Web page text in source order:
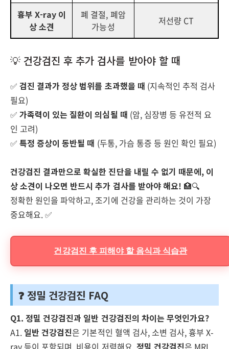
흉부 X-ray 이
상 소견
폐 결절, 폐암
가능성
저선량 CT
💡 건강검진 후 추가 검사를 받아야 할 때
✅검진 결과가 정상 범위를 초과했을 때 (지속적인 추적 검사
필요)
✅가족력이 있는 질환이 의심될 때 (암, 심장병 등 유전적 요
인 고려)
✅특정 증상이 동반될 때 (두통, 가슴 통증 등 원인 확인 필요)
건강검진 결과만으로 확실한 진단을 내릴 수 없기 때문에, 이
상 소견이 나오면 반드시 추가 검사를 받아야 해요! 🏥🔍
정확한 원인을 파악하고, 조기에 건강을 관리하는 것이 가장
중요해요. ✅
건강검진 후 피해야 할 음식과 식습관
❓ 정밀 건강검진 FAQ
Q1. 정밀 건강검진과 일반 건강검진의 차이는 무엇인가요?
A1. 일반 건강검진은 기본적인 혈액 검사, 소변 검사, 흉부 X-
ray 등이 포함되며, 비용이 저렴해요. 정밀 건강검진은 MRI,